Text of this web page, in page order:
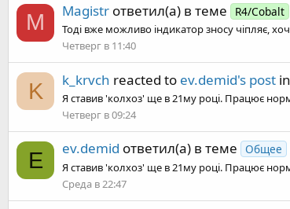
M Magistr ответил(а) в теме R4/Cobalt
Тоді вже можливо індикатор зносу чіпляє,
Четверг в 11:40
K k_krvch reacted to ev.demid's post
Я ставив 'колхоз' ще в 21му році. Працює
Четверг в 09:24
E ev.demid ответил(а) в теме Общее
Я ставив 'колхоз' ще в 21му році. Працює
Среда в 22:47